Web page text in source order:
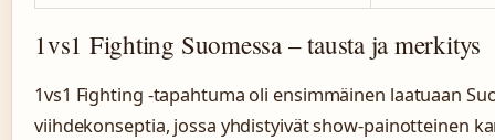
1vs1 Fighting Suomessa – tausta ja merkitys
1vs1 Fighting -tapahtuma oli ensimmäinen laatuaan
viihdekonseptia, jossa yhdistyivät show-painotteinen